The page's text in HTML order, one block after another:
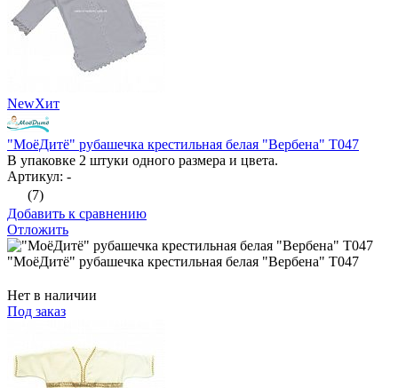
NewХит
"МоёДитё" рубашечка крестильная белая "Вербена" Т047
В упаковке 2 штуки одного размера и цвета.
Артикул: -
(7)
Добавить к сравнению
Отложить
"МоёДитё" рубашечка крестильная белая "Вербена" Т047
Нет в наличии
Под заказ